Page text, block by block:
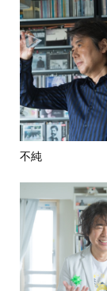
不純